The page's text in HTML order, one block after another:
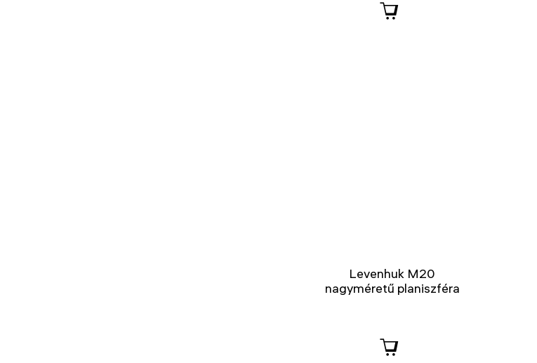
Levenhuk M20
nagyméretű planiszféra